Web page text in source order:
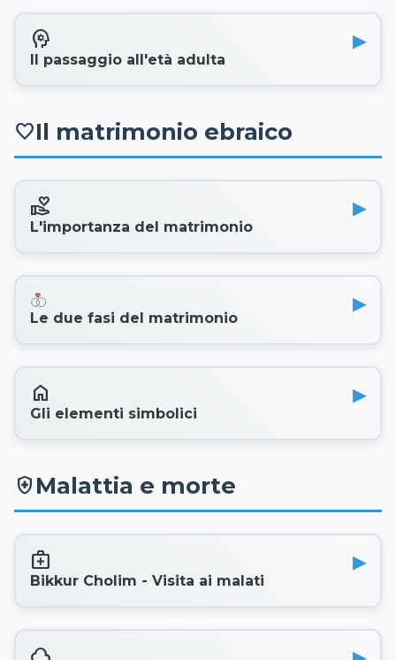
psychology
Il passaggio all'età adulta
favoriteIl matrimonio ebraico
volunteer_activism
L'importanza del matrimonio
Le due fasi del matrimonio
home
Gli elementi simbolici
health_and_safety Malattia e morte
medical_services
Bikkur Cholim - Visita ai malati